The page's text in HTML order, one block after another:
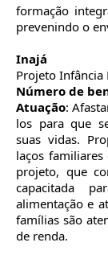
formação
prevenindo o
Inajá
Projeto Infância
Número de
Atuação:
los para que
suas vidas.
laços
projeto, que
capacitada
alimentação e
famílias são
de renda.